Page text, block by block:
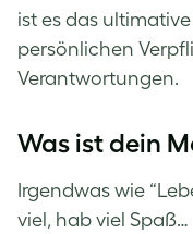
ist es das
persönlichen
Verantwortungen.
Was ist dein
Irgendwas wie
viel, hab viel Spaß…